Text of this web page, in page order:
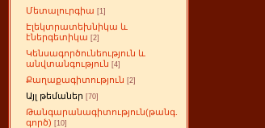
Մետալուրգիա [1]
Էլեկտրատեխնիկա և
էներգետիկա [2]
Կենսագործունեություն և
անվտանգություն [4]
Քաղաքագիտություն [2]
Այլ թեմաներ [70]
Թանգարանագիտություն(թանգ.
գործ) [10]